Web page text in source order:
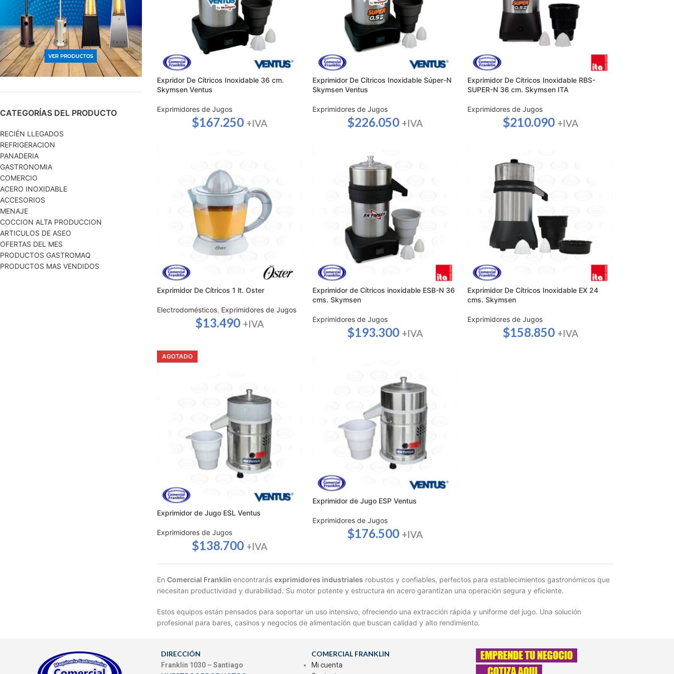
CATEGORÍAS DEL PRODUCTO
RECIÉN LLEGADOS
REFRIGERACION
PANADERIA
GASTRONOMIA
COMERCIO
ACERO INOXIDABLE
ACCESORIOS
MENAJE
COCCION ALTA PRODUCCION
ARTICULOS DE ASEO
OFERTAS DEL MES
PRODUCTOS GASTROMAQ
PRODUCTOS MAS VENDIDOS
Expridor De Cítricos Inoxidable 36 cm.
Skymsen Ventus
Exprimidores de Jugos
$167.250 +IVA
Exprimidor De Cítricos Inoxidable Súper-N
Skymsen Ventus
Exprimidores de Jugos
$226.050 +IVA
Exprimidor De Cítricos Inoxidable RBS-
SUPER-N 36 cm. Skymsen ITA
Exprimidores de Jugos
$210.090 +IVA
Exprimidor De Cítricos 1 lt. Oster
Electrodomésticos, Exprimidores de Jugos
$13.490 +IVA
Exprimidor de Cítricos inoxidable ESB-N 36
cms. Skymsen
Exprimidores de Jugos
$193.300 +IVA
Exprimidor De Cítricos Inoxidable EX 24
cms. Skymsen
Exprimidores de Jugos
$158.850 +IVA
AGOTADO
Exprimidor de Jugo ESL Ventus
Exprimidores de Jugos
$138.700 +IVA
Exprimidor de Jugo ESP Ventus
Exprimidores de Jugos
$176.500 +IVA
En Comercial Franklin encontrarás exprimidores industriales robustos y confiables, perfectos para establecimientos gastronómicos que
necesitan productividad y durabilidad. Su motor potente y estructura en acero garantizan una operación segura y eficiente.
Estos equipos están pensados para soportar un uso intensivo, ofreciendo una extracción rápida y uniforme del jugo. Una solución
profesional para bares, casinos y negocios de alimentación que buscan calidad y alto rendimiento.
DIRECCIÓN
Franklin 1030 – Santiago
COMERCIAL FRANKLIN
Mi cuenta